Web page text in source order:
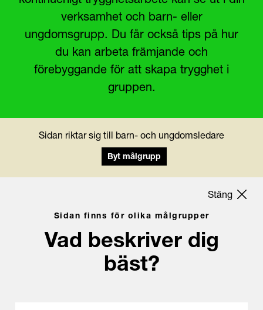
verksamhet och barn- eller
ungdomsgrupp. Du får också tips på hur
du kan arbeta främjande och
förebyggande för att skapa trygghet i
gruppen.
Sidan riktar sig till barn- och ungdomsledare
Byt målgrupp
Stäng
Sidan finns för olika målgrupper
Vad beskriver dig
bäst?